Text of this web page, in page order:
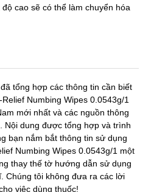
cao sẽ có thể làm chuyển hóa
đã tổng hợp các thông tin cần biết
Numbing Wipes 0.0543g/1
mới nhất và các nguồn thông
Nội dung được tổng hợp và trình
bạn nắm bắt thông tin sử dụng
Numbing Wipes 0.0543g/1 một
thay thế tờ hướng dẫn sử dụng
Chúng tôi không đưa ra các lời
việc dùng thuốc!